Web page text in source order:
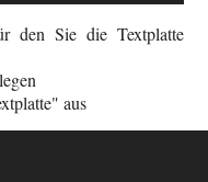
den Sie die Textplatte
aus